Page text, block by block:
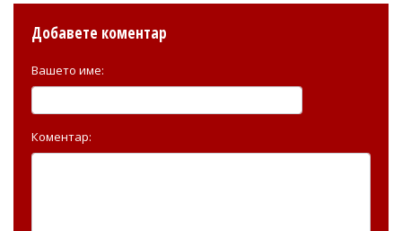
Добавете коментар
Вашето име:
Коментар: